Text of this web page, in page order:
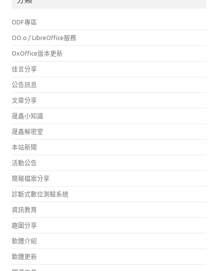
ODF專區
OO.o / LibreOffice服務
OxOffice版本更新
佳言分享
公告訊息
文章分享
晟鑫小知識
晟鑫解密室
本站新聞
活動公告
簡報檔案分享
診斷式數位測驗系統
資訊教育
趣圖分享
軟體介紹
軟體更新